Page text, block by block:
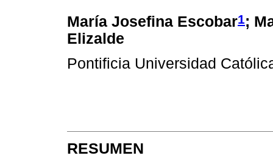
María Josefina Escobar1;
Elizalde
Pontificia Universidad
RESUMEN